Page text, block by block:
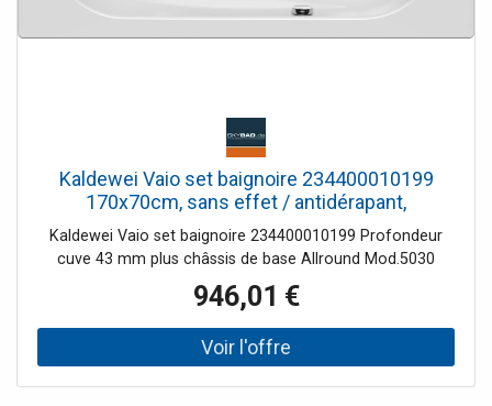
Kaldewei Vaio set baignoire 234400010199
170x70cm, sans effet / antidérapant,
manhattan
Kaldewei Vaio set baignoire 234400010199 Profondeur
cuve 43 mm plus châssis de base Allround Mod.5030
946,01 €